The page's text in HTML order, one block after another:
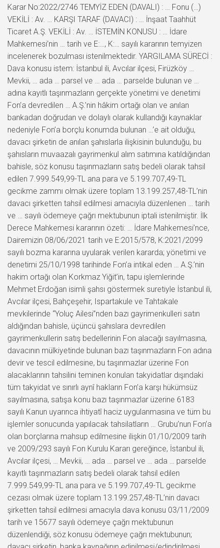
Karar No:2022/2746 TEMYİZ EDEN (DAVALI) : … Fonu (…)
VEKİLİ : Av. … KARŞI TARAF (DAVACI) : … İnşaat Taahhüt
Ticaret A.Ş. VEKİLİ : Av. … İSTEMİN KONUSU : … İdare
Mahkemesi’nin … tarih ve E:…, K:… sayılı kararının temyizen
incelenerek bozulması istenilmektedir. YARGILAMA SÜRECİ :
Dava konusu istem: İstanbul ili, Avcılar ilçesi, Firüzköy …
Mevkii, … ada … parsel ve … ada … parselde bulunan ve …
adına kayıtlı taşınmazların gerçekte yönetimi ve denetimi
Fon’a devredilen … A.Ş.’nin hâkim ortağı olan ve anılan
bankadan doğrudan ve dolaylı olarak kullandığı kaynaklar
nedeniyle Fon’a borçlu konumda bulunan …’e ait olduğu,
davacı şirketin de anılan şahıslarla ilişkisinin bulunduğu, bu
şahısların muvaazalı gayrimenkul alım satımına katıldığından
bahisle, söz konusu taşınmazların satış bedeli olarak tahsil
edilen 7.999.549,99-TL ana para ve 5.199.707,49-TL
gecikme zammı olmak üzere toplam 13.199.257,48-TL’nin
davacı şirketten tahsil edilmesi amacıyla düzenlenen … tarih
ve … sayılı ödemeye çağrı mektubunun iptali istenilmiştir. İlk
Derece Mahkemesi kararının özeti: … İdare Mahkemesi’nce,
Dairemizin 08/06/2021 tarih ve E:2015/578, K:2021/2099
sayılı bozma kararına uyularak verilen kararda; yönetimi ve
denetimi 25/10/1998 tarihinde Fon’a intikal eden … A.Ş.’nin
hakim ortağı olan Korkmaz Yiğit’in, tapu işlemlerinde
Mehmet Erdoğan isimli şahsı göstermek suretiyle İstanbul ili,
Avcılar ilçesi, Bahçeşehir, Ispartakule ve Tahtakale
mevkilerinde “Yoluç Ailesi”nden bazı gayrimenkulleri satın
aldığından bahisle, üçüncü şahıslara devredilen
gayrimenkullerin satış bedellerinin Fon alacağı sayılmasına,
davacının mülkiyetinde bulunan bazı taşınmazların Fon adına
devir ve tescil edilmesine, bu taşınmazlar üzerine Fon
alacaklarının tahsilini teminen konulan takyidatlar dışındaki
tüm takyidat ve sınırlı aynî hakların Fon’a karşı hükümsüz
sayılmasına, satışa konu bazı taşınmazlar üzerine 6183
sayılı Kanun uyarınca ihtiyatî haciz uygulanmasına ve tüm bu
işlemler sonucunda yapılacak tahsilatların … Grubu’nun Fon’a
olan borçlarına mahsup edilmesine ilişkin 01/10/2009 tarih
ve 2009/293 sayılı Fon Kurulu Kararı gereğince, İstanbul ili,
Avcılar ilçesi, … Mevkii, … ada … parsel ve … ada … parselde
kayıtlı taşınmazların satış bedeli olarak tahsil edilen
7.999.549,99-TL ana para ve 5.199.707,49-TL gecikme
cezası olmak üzere toplam 13.199.257,48-TL’nin davacı
şirketten tahsil edilmesi amacıyla dava konusu 03/11/2009
tarih ve 15677 sayılı ödemeye çağrı mektubunun
düzenlendiği, söz konusu ödemeye çağrı mektubunun;